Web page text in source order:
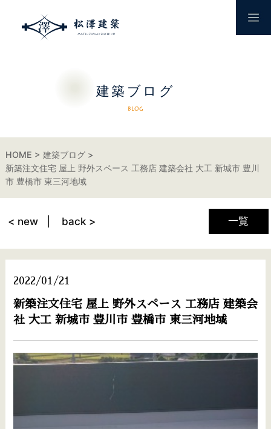
建築ブログ
BLOG
HOME
建築ブログ
新築注文住宅 屋上 野外スペース 工務店 建築会社 大工 新城市 豊川
市 豊橋市 東三河地域
一覧
< new back >
2022/01/21
新築注文住宅 屋上 野外スペース 工務店 建築会
社 大工 新城市 豊川市 豊橋市 東三河地域